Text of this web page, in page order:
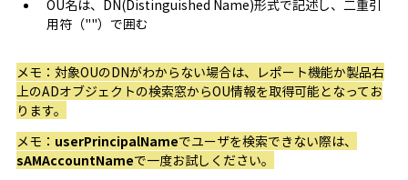
OU名は、DN(Distinguished Name)形式で記述し、二重引
用符（""）で囲む
メモ：対象OUのDNがわからない場合は、レポート機能か製品右
上のADオブジェクトの検索窓からOU情報を取得可能となってお
ります。
メモ： userPrincipalNameでユーザを検索できない際は、
sAMAccountNameで一度お試しください。